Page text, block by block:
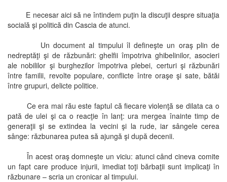
E necesar aici să ne întindem puţin la discuţii despre situaţia
socială şi politică din Cascia de atunci.
Un document al timpului îl defineşte un oraş plin de
nedreptăţi şi de răzbunări: ghelfii împotriva ghibelinilor, asocieri
ale nobililor şi burghezilor împotriva plebei, certuri şi răzbunări
între familii, revolte populare, conflicte între oraşe şi sate, bătăi
între grupuri, delicte politice.
Ce era mai rău este faptul că fiecare violenţă se dilata ca o
pată de ulei şi ca o reacţie în lanţ: ura mergea înainte timp de
generaţii şi se extindea la vecini şi la rude, iar sângele cerea
sânge: răzbunarea putea să ajungă şi după decenii.
În acest oraş domneşte un viciu: atunci când cineva comite
un fapt care produce injurii, imediat toţi bărbaţii sunt implicaţi în
răzbunare – scria un cronicar al timpului.